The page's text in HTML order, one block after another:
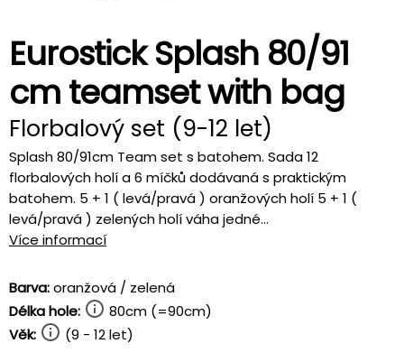
Eurostick Splash 80/91
cm teamset with bag
Florbalový set (9-12 let)
Splash 80/91cm Team set s batohem. Sada 12
florbalových holí a 6 míčků dodávaná s praktickým
batohem. 5 + 1 ( levá/pravá ) oranžových holí 5 + 1 (
levá/pravá ) zelených holí váha jedné...
Více informací
Barva:oranžová / zelená
Délka hole:
80cm (=90cm)
Věk:
(9 - 12 let)